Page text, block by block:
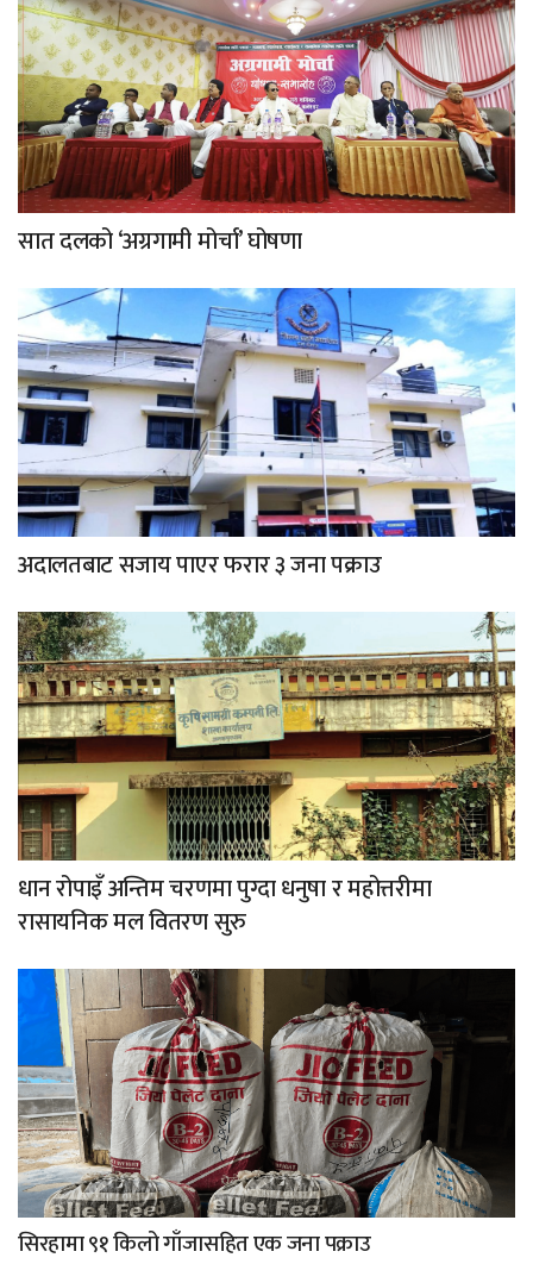
सात दलको ‘अग्रगामी मोर्चा’ घोषणा
अदालतबाट सजाय पाएर फरार ३ जना पक्राउ
धान रोपाइँ अन्तिम चरणमा पुग्दा धनुषा र महोत्तरीमा
रासायनिक मल वितरण सुरु
सिरहामा ९१ किलो गाँजासहित एक जना पक्राउ